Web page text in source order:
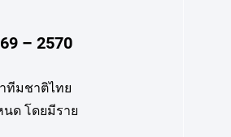
– 2570
ทีมชาติไทย
ด โดยมีราย